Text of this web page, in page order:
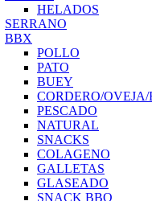
HELADOS
SERRANO
BBX
POLLO
PATO
BUEY
CORDERO/
PESCADO
NATURAL
SNACKS
COLAGENO
GALLETAS
GLASEADO
SNACK BBQ